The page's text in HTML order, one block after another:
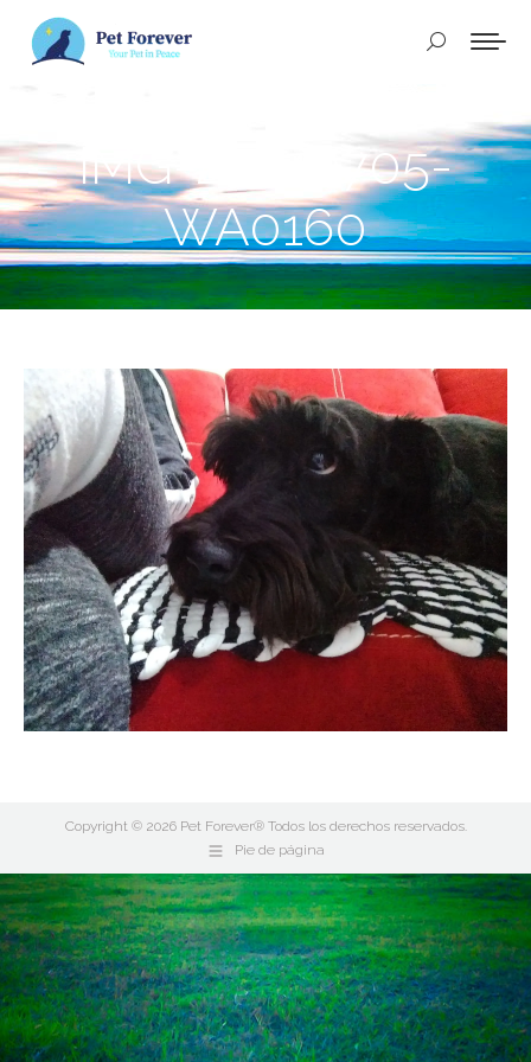
Buscar:
IMG-20240705-
WA0160
Copyright © 2026 Pet Forever® Todos los derechos reservados.
Pie de página